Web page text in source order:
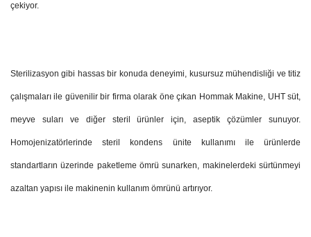
çekiyor.
Sterilizasyon gibi hassas bir konuda deneyimi, kusursuz mühendisliği ve titiz
çalışmaları ile güvenilir bir firma olarak öne çıkan Hommak Makine, UHT süt,
meyve suları ve diğer steril ürünler için, aseptik çözümler sunuyor.
Homojenizatörlerinde steril kondens ünite kullanımı ile ürünlerde
standartların üzerinde paketleme ömrü sunarken, makinelerdeki sürtünmeyi
azaltan yapısı ile makinenin kullanım ömrünü artırıyor.